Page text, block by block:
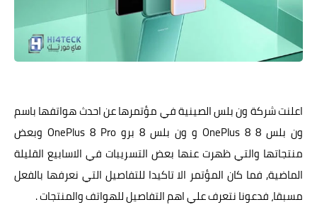
اعلنت شركة ون بلس الصينية في مؤتمرها عن احدث هواتفها باسم
ون بلس 8 OnePlus 8 و ون بلس 8 برو OnePlus 8 Pro وبعض
منتجاتها والتي ظهرت عنها بعض التسريبات في الاسابيع القليلة
الماضية, فما كان المؤتمر الا تاكيدا للتفاصيل التي نعرفها بالفعل
مسبقا، فدعونا نتعرف علي اهم التفاصيل للهواتف والمنتجات .